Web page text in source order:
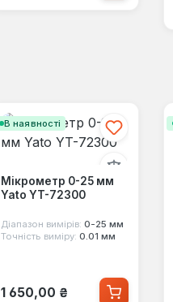
В наявності
Мікрометр 0-25 мм
Yato YT-72300
Діапазон вимірів: 0-25 мм
Точність виміру: 0.01 мм
Звичайна ціна:
1 650,00 ₴